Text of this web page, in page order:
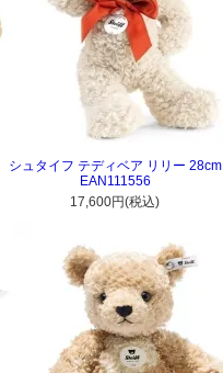
シュタイフ テディベア リリー 28cm
EAN111556
17,600円(税込)